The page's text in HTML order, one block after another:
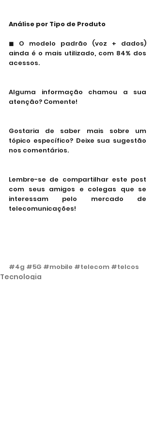
Análise por Tipo de Produto
◼ O modelo padrão (voz + dados)
ainda é o mais utilizado, com 84% dos
acessos.
Alguma informação chamou a sua
atenção? Comente!
Gostaria de saber mais sobre um
tópico específico? Deixe sua sugestão
nos comentários.
Lembre-se de compartilhar este post
com seus amigos e colegas que se
interessam pelo mercado de
telecomunicações!
#4g #5G #mobile #telecom #telcos
Tecnologia